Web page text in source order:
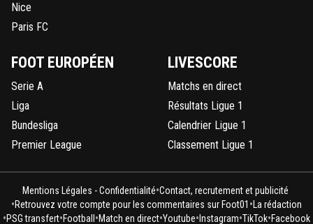
Nice
Paris FC
FOOT EUROPÉEN
Serie A
Liga
Bundesliga
Premier League
LIVESCORE
Matchs en direct
Résultats Ligue 1
Calendrier Ligue 1
Classement Ligue 1
Mentions Légales - Confidentialité•Contact, recrutement et publicité
•Retrouvez votre compte pour les commentaires sur Foot01 • La rédaction
•PSG transfert•Football •Match en direct•Youtube• Instagram•TikTok•Facebook